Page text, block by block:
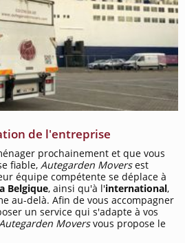
de l'entreprise
prochainement et que vous
fiable, Autegarden Moversest
équipe compétente se déplace à
Belgique, ainsi qu'à l'international,
au-delà. Afin de vous accompagner
un service qui s'adapte à vos
Moversvous propose le